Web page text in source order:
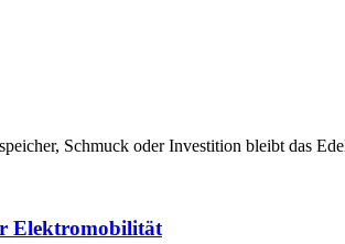
Schmuck oder Investition bleibt das
Elektromobilität